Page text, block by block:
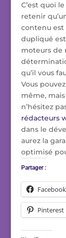
C’est quoi
retenir
contenu est
dupliqué
moteurs de
qu’il vous
Vous
même,
n’hésitez
rédacteurs
dans le
aurez la
optimisé
Partager :
Facebook
Pinterest